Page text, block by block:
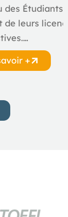
des Étudiants
de leurs
+